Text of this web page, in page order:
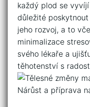
⁢každý plod se
důležité
jeho ⁤rozvoj, a to
⁢minimalizace
svého lékaře a
těhotenství s